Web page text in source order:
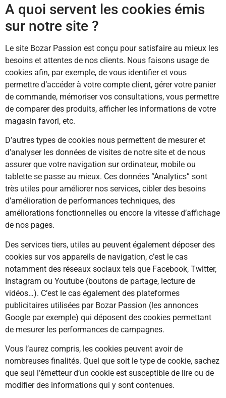
A quoi servent les cookies émis
sur notre site ?
Le site Bozar Passion est conçu pour satisfaire au mieux les
besoins et attentes de nos clients. Nous faisons usage de
cookies afin, par exemple, de vous identifier et vous
permettre d’accéder à votre compte client, gérer votre panier
de commande, mémoriser vos consultations, vous permettre
de comparer des produits, afficher les informations de votre
magasin favori, etc.
D’autres types de cookies nous permettent de mesurer et
d’analyser les données de visites de notre site et de nous
assurer que votre navigation sur ordinateur, mobile ou
tablette se passe au mieux. Ces données “Analytics” sont
très utiles pour améliorer nos services, cibler des besoins
d’amélioration de performances techniques, des
améliorations fonctionnelles ou encore la vitesse d’affichage
de nos pages.
Des services tiers, utiles au peuvent également déposer des
cookies sur vos appareils de navigation, c’est le cas
notamment des réseaux sociaux tels que Facebook, Twitter,
Instagram ou Youtube (boutons de partage, lecture de
vidéos…). C’est le cas également des plateformes
publicitaires utilisées par Bozar Passion (les annonces
Google par exemple) qui déposent des cookies permettant
de mesurer les performances de campagnes.
Vous l’aurez compris, les cookies peuvent avoir de
nombreuses finalités. Quel que soit le type de cookie, sachez
que seul l’émetteur d’un cookie est susceptible de lire ou de
modifier des informations qui y sont contenues.